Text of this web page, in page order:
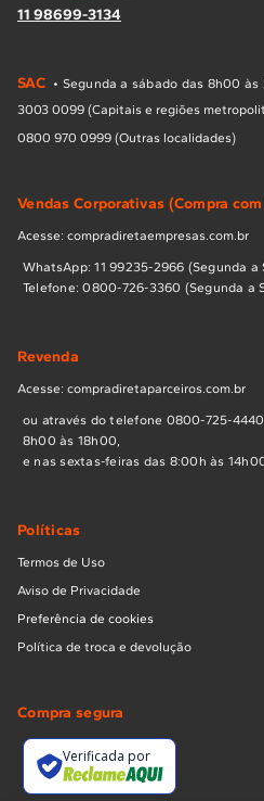
11 98699-3134
SAC • Segunda a sábado das 8h00
3003 0099 (Capitais e regiões
0800 970 0999 (Outras localidades)
Vendas Corporativas (Compra com
Acesse: compradiretaempresas.com.br
WhatsApp: 11 99235-2966 (Segunda a
Telefone: 0800-726-3360 (Segunda a
Revenda
Acesse: compradiretaparceiros.com.br
ou através do telefone 0800-725-
8h00 às 18h00,
e nas sextas-feiras das 8:00h às
Políticas
Termos de Uso
Aviso de Privacidade
Preferência de cookies
Política de troca e devolução
Compra segura
Verificada por